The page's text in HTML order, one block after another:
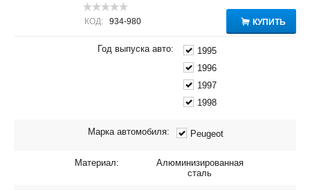
КОД: 934-980 КУПИТЬ
Год выпуска авто:
1995
1996
1997
1998
Марка автомобиля: Peugeot
Материал:
Алюминизированная
сталь